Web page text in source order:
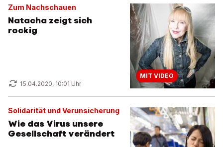
Zum Nachschauen
Natacha zeigt sich
rockig
15.04.2020, 10:01 Uhr
MIT VIDEO
Solidarität und Verunsicherung
Wie das Virus unsere
Gesellschaft verändert